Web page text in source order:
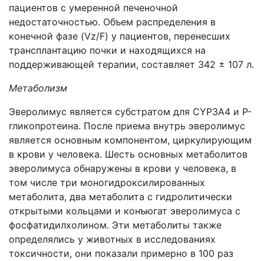
пациентов с умеренной печеночной
недостаточностью. Объем распределения в
конечной фазе (Vz/F) у пациентов, перенесших
трансплантацию почки и находящихся на
поддерживающей терапии, составляет 342 ± 107 л.
Метаболизм
Эверолимус является субстратом для CYP3A4 и P-
гликопротеина. После приема внутрь эверолимус
является основным компонентом, циркулирующим
в крови у человека. Шесть основных метаболитов
эверолимуса обнаружены в крови у человека, в
том числе три моногидроксилированных
метаболита, два метаболита с гидролитически
открытыми кольцами и конъюгат эверолимуса с
фосфатидилхолином. Эти метаболиты также
определялись у животных в исследованиях
токсичности, они показали примерно в 100 раз